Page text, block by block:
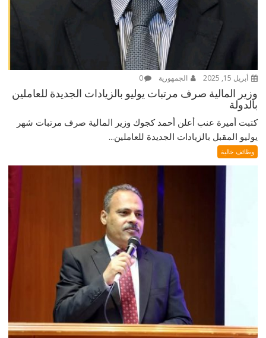
أبريل 15, 2025 الجمهورية 0
وزير المالية صرف مرتبات يوليو بالزيادات الجديدة للعاملين
بالدولة
كتبت أميرة عنب أعلن أحمد كجوك وزير المالية صرف مرتبات شهر
يوليو المقبل بالزيادات الجديدة للعاملين...
وظائف خالية